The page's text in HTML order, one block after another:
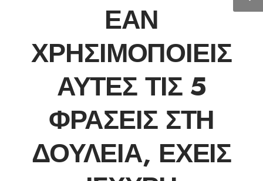
ΕΆΝ
ΧΡΗΣΙΜΟΠΟΙΕΊΣ
ΑΥΤΈΣ ΤΙΣ 5
ΦΡΆΣΕΙΣ ΣΤΗ
ΔΟΥΛΕΙΆ, ΈΧΕΙΣ